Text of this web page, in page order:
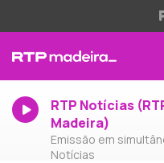
RTP Notícias
Madeira)
Emissão em
Notícias